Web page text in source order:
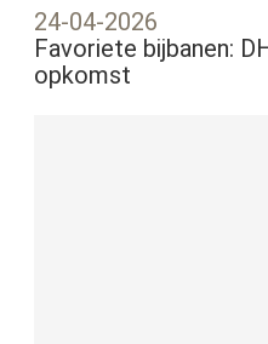
24-04-2026
Favoriete bijbanen:
opkomst